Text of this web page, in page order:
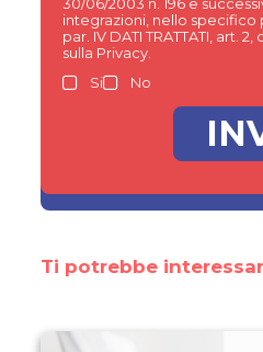
integrazioni, nello specifico
par. IV DATI TRATTATI, art.
sulla Privacy.
Si
No
Ti potrebbe